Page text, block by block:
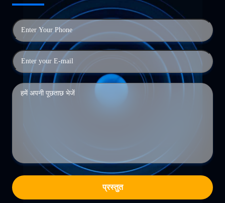
प्रस्तुत